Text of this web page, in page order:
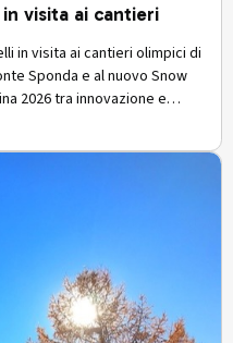
visita ai cantieri
in visita ai cantieri olimpici di
Sponda e al nuovo Snow
2026 tra innovazione e